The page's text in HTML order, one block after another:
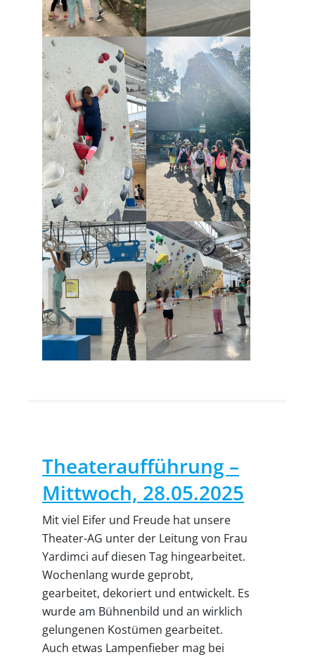
Theateraufführung –
Mittwoch, 28.05.2025
Mit viel Eifer und Freude hat unsere
Theater-AG unter der Leitung von Frau
Yardimci auf diesen Tag hingearbeitet.
Wochenlang wurde geprobt,
gearbeitet, dekoriert und entwickelt. Es
wurde am Bühnenbild und an wirklich
gelungenen Kostümen gearbeitet.
Auch etwas Lampenfieber mag bei